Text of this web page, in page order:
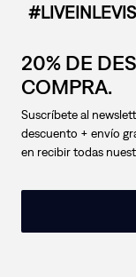
#LIVEINLEVIS
20% DE
COMPRA.
Suscríbete al
descuento + envío
en recibir todas